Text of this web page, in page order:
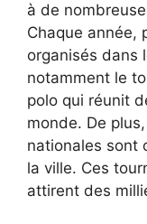
à de
Chaque année,
organisés dans
notamment le
polo qui réunit
monde. De
nationales sont
la ville. Ces
attirent des